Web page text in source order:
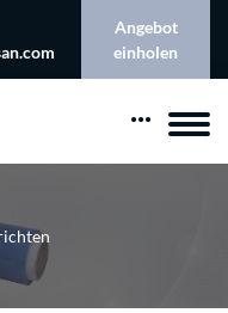
Angebot
einholen